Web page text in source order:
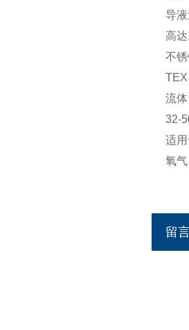
导
高
不
流
32-
适
氧
留